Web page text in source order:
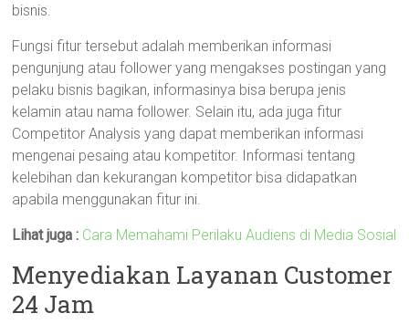
bisnis.
Fungsi fitur tersebut adalah memberikan informasi
pengunjung atau follower yang mengakses postingan yang
pelaku bisnis bagikan, informasinya bisa berupa jenis
kelamin atau nama follower. Selain itu, ada juga fitur
Competitor Analysis yang dapat memberikan informasi
mengenai pesaing atau kompetitor. Informasi tentang
kelebihan dan kekurangan kompetitor bisa didapatkan
apabila menggunakan fitur ini.
Lihat juga : Cara Memahami Perilaku Audiens di Media Sosial
Menyediakan Layanan Customer
24 Jam